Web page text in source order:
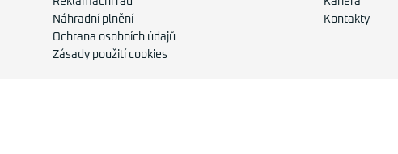
Náhradní plnění
Ochrana osobních údajů
Zásady použití cookies
Kontakty